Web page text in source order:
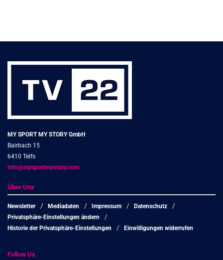
MY SPORT MY STORY GmbH
Bairbach 15
6410 Telfs
info@mysportmystory.com
Über Uns
Newsletter Mediadaten Impressum
Datenschutz
Privatsphäre-Einstellungen ändern
Historie der Privatsphäre-Einstellungen
Einwilligungen widerrufen
Follow Us